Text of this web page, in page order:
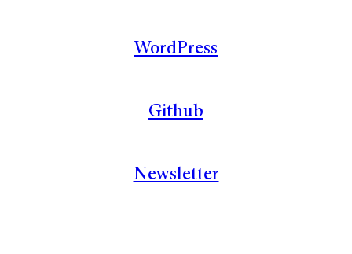
WordPress
Github
Newsletter